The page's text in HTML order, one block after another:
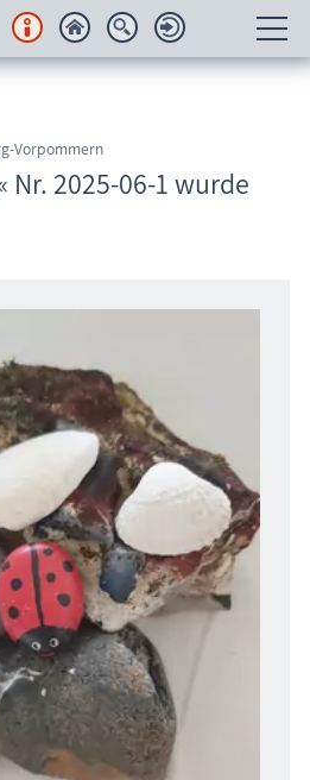
Vorpommern
Nr. 2025-06-1 wurde